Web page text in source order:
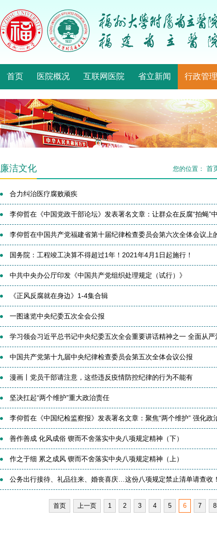
首页 医院概况 互联网医院 省立新闻 行政管理
廉洁文化 您的位置： 首
合力纠治医疗腐败顽疾
李仰哲在《中国党政干部论坛》发表署名文章：让群众在反腐“拍蝇”
李仰哲在中国共产党福建省第十届纪律检查委员会第六次全体会议上
国务院：工程竣工决算不得超过1年！2021年4月1日起施行！
中共中央办公厅印发《中国共产党组织处理规定（试行）》
《正风反腐就在身边》1-4集合辑
一图速览中央纪委五次全会公报
学习领会习近平总书记中央纪委五次全会重要讲话精神之一 全面从严
中国共产党第十九届中央纪律检查委员会第五次全体会议公报
漫画丨党员干部请注意，这些违反疫情防控纪律的行为不能有
坚决扛起“两个维护”重大政治责任
李仰哲在《中国纪检监察报》发表署名文章：聚焦“两个维护” 强化政
善作善成 化风成俗 锲而不舍落实中央八项规定精神（下）
作之于细 累之成风 锲而不舍落实中央八项规定精神（上）
公务出行接待、礼品往来、婚丧喜庆…这份八项规定禁止清单请查收
首页 上一页 1 2 3 4 5 6 7 8